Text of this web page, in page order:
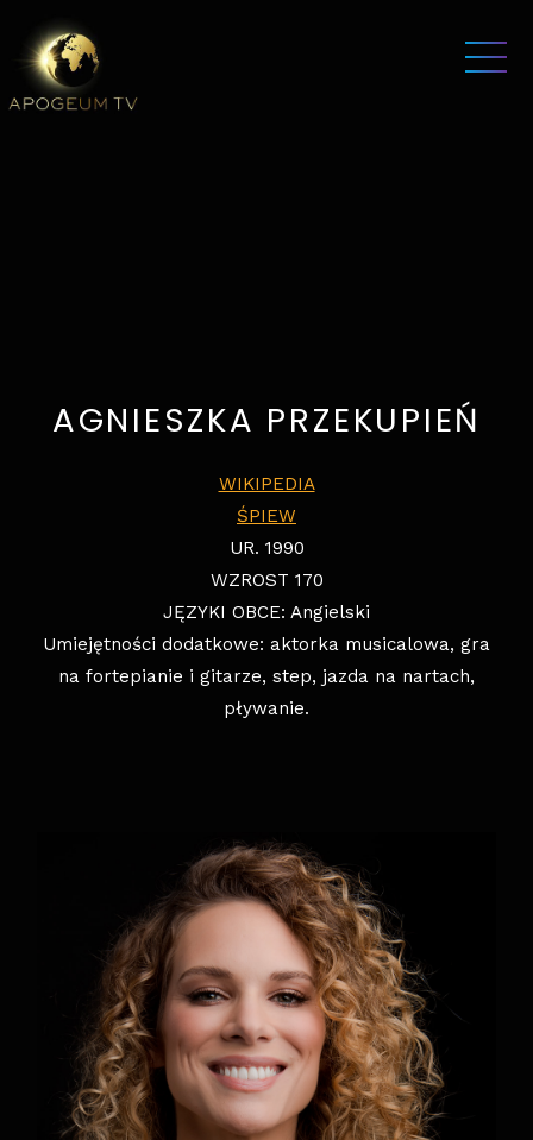
AGNIESZKA PRZEKUPIEŃ
WIKIPEDIA
ŚPIEW
UR. 1990
WZROST 170
JĘZYKI OBCE: Angielski
Umiejętności dodatkowe: aktorka musicalowa, gra
na fortepianie i gitarze, step, jazda na nartach,
pływanie.